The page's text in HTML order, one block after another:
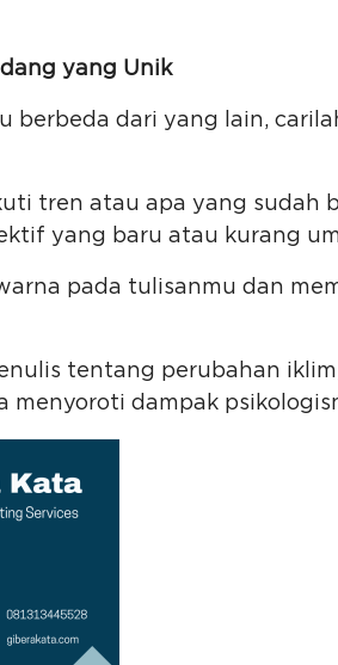
yang Unik
berbeda dari yang lain,
tren atau apa yang sudah
yang baru atau kurang
pada tulisanmu dan
tentang perubahan
menyoroti dampak